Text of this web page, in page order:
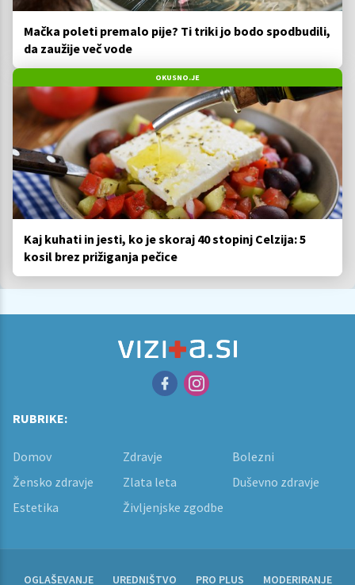
Mačka poleti premalo pije? Ti triki jo bodo spodbudili,
da zaužije več vode
OKUSNO.JE
Kaj kuhati in jesti, ko je skoraj 40 stopinj Celzija: 5
kosil brez prižiganja pečice
RUBRIKE:
Domov Zdravje
Bolezni
Žensko zdravje
Zlata leta
Duševno zdravje
Estetika
Življenjske zgodbe
OGLAŠEVANJE UREDNIŠTVO PRO PLUS MODERIRANJE